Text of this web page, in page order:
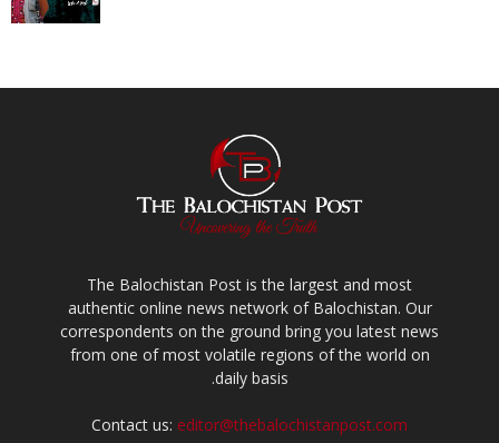
The Balochistan Post is the largest and most
authentic online news network of Balochistan. Our
correspondents on the ground bring you latest news
from one of most volatile regions of the world on
daily basis.
Contact us: editor@thebalochistanpost.com